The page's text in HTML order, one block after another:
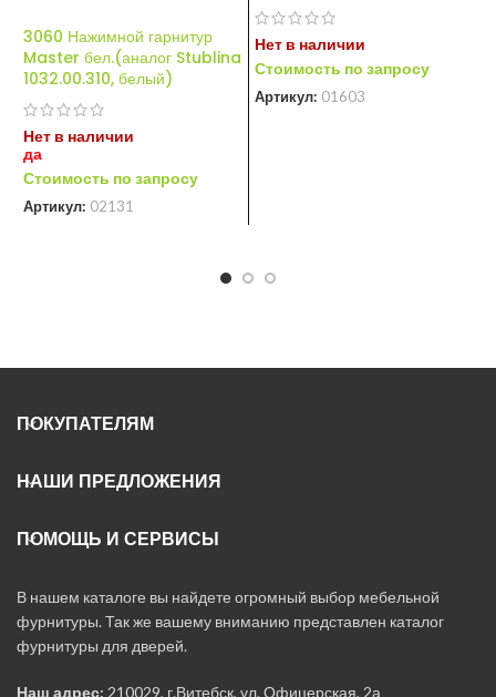
3060 Нажимной гарнитур
Master бел.(аналог Stublina
1032.00.310, белый)
Нет в наличии
да
Стоимость по запросу
Артикул: 02131
Нет в наличии
Стоимость по запросу
Артикул: 01603
ПОКУПАТЕЛЯМ
НАШИ ПРЕДЛОЖЕНИЯ
ПОМОЩЬ И СЕРВИСЫ
В нашем каталоге вы найдете огромный выбор мебельной
фурнитуры. Так же вашему вниманию представлен каталог
фурнитуры для дверей.
Наш адрес: 210029, г.Витебск, ул. Офицерская, 2а